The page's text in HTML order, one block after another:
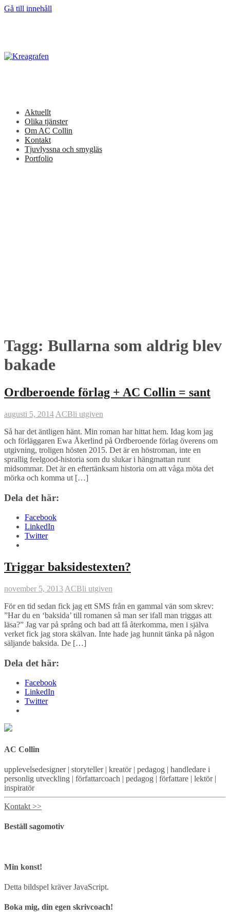
Gå till innehåll
Aktuellt
Olika tjänster
Om AC Collin
Kontakt
Tjuvlyssna och smygläs
Portfolio
Tagg: Bullarna som aldrig blev
bakade
Ordberoende förlag + AC Collin = sant
augusti 5, 2014 ACBli utgiven
Så har det äntligen hänt. Min roman har hittat hem. Idag kom jag
och förläggaren Ewa Åkerlind på Ordberoende förlag överens om
utgivning, troligen hösten 2015. Det är en höstroman, inte en
sprallig feelgood-historia som du slukar i hängmattan runt
midsommar. Det är en eftertänksam historia om att våga möta det
mörka och komma ut […]
Dela det här:
Facebook
LinkedIn
Twitter
Triggar baksidestexten?
november 5, 2013 ACBli utgiven
För en tid sedan fick jag ett SMS från en gammal vän som skrev:
”Har du en ‘baksida’ till romanen så man ser ifall man triggas att
läsa?” Jag var på språng och bad att få återkomma, men i själva
verket fick jag stora skälvan. Inte hade jag hunnit tänka på någon
säljande baksida. De […]
Dela det här:
Facebook
LinkedIn
Twitter
AC Collin
upplevelsedesigner | storyteller | kreatör | pedagog | handledare i
personlig utveckling | författarcoach | pedagog | författare | lektör |
inspiratör
Kontakt >>
Beställ sagomotiv
Min konst!
Detta bildspel kräver JavaScript.
Boka mig, din egen skrivcoach!